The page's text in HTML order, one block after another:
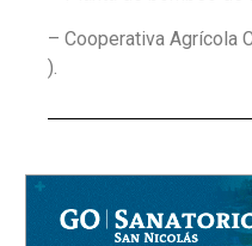
– Cooperativa Agrícola
).